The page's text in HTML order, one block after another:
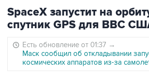
SpaceX запустит на
спутник GPS для ВВС
Есть обновление от 01:37 →
Маск сообщил об откладывании
космических аппаратов из-за